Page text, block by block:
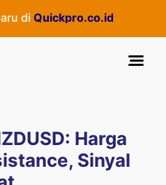
diQuickpro.co.id
Harga
Sinyal